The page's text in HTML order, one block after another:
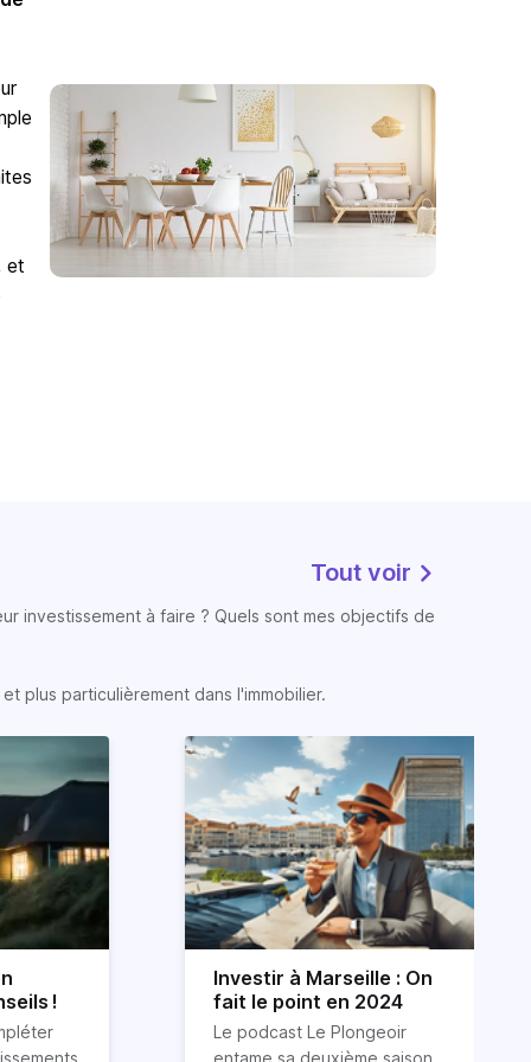
et
Tout voir
investissement à faire ? Quels sont mes objectifs de
plus particulièrement dans l'immobilier.
!
Investir à Marseille : On
fait le point en 2024
Le podcast Le Plongeoir